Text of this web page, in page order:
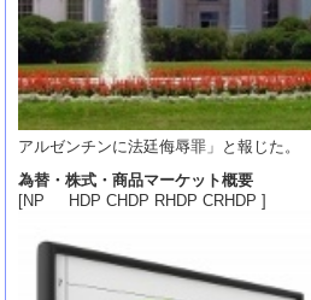
アルゼンチンに法廷侮辱罪」と報じた。
為替・株式・商品マーケット概要
[NP HDP CHDP RHDP CRHDP ]